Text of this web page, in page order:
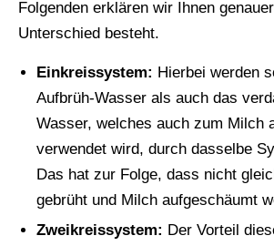
Folgenden erklären wir Ihnen
Unterschied besteht.
Einkreissystem: Hierbei werden
Aufbrüh-Wasser als auch das
Wasser, welches auch zum Milch
verwendet wird, durch dasselbe
Das hat zur Folge, dass nicht
gebrüht und Milch aufgeschäumt
Zweikreissystem: Der Vorteil